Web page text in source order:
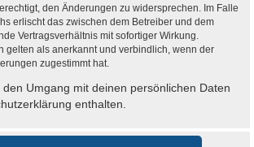
den Änderungen zu widersprechen. Im Falle
erlischt das zwischen dem Betreiber und dem
Vertragsverhältnis mit sofortiger Wirkung.
gelten als anerkannt und verbindlich, wenn der
zugestimmt hat.
Umgang mit deinen persönlichen Daten
enthalten.